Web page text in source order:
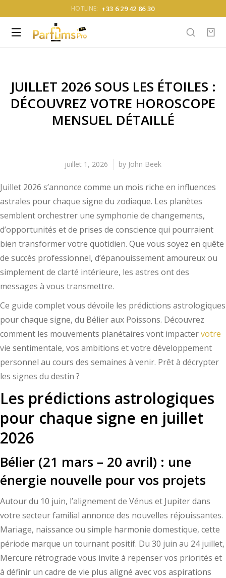
HOTLINE: +33 6 29 42 86 30
JUILLET 2026 SOUS LES ÉTOILES :
DÉCOUVREZ VOTRE HOROSCOPE
MENSUEL DÉTAILLÉ
juillet 1, 2026 by John Beek
Juillet 2026 s’annonce comme un mois riche en influences
astrales pour chaque signe du zodiaque. Les planètes
semblent orchestrer une symphonie de changements,
d’opportunités et de prises de conscience qui pourraient
bien transformer votre quotidien. Que vous soyez en quête
de succès professionnel, d’épanouissement amoureux ou
simplement de clarté intérieure, les astres ont des
messages à vous transmettre.
Ce guide complet vous dévoile les prédictions astrologiques
pour chaque signe, du Bélier aux Poissons. Découvrez
comment les mouvements planétaires vont impactervotre
vie sentimentale, vos ambitions et votre développement
personnel au cours des semaines à venir. Prêt à décrypter
les signes du destin ?
Les prédictions astrologiques
pour chaque signe en juillet
2026
Bélier (21 mars – 20 avril) : une
énergie nouvelle pour vos projets
Autour du 10 juin, l’alignement de Vénus et Jupiter dans
votre secteur familial annonce des nouvelles réjouissantes.
Mariage, naissance ou simple harmonie domestique, cette
période marque un tournant positif. Du 30 juin au 24 juillet,
Mercure rétrograde vous invite à repenser vos priorités et
à définir un cadre de vie plus aligné avec vos aspirations